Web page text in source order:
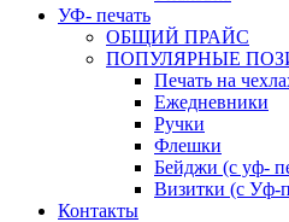
УФ- печать
ОБЩИЙ ПРАЙС
ПОПУЛЯРНЫЕ
Печать на
Ежедневники
Ручки
Флешки
Бейджи (с уф-
Визитки (с Уф-
Контакты